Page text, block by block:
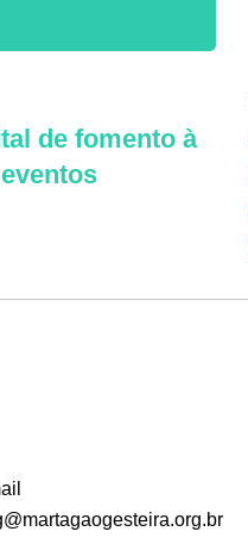
de fomento à